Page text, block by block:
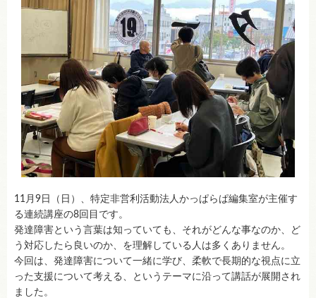
11月9日（日）、特定非営利活動法人かっぱらぱ編集室が主催す
る連続講座の8回目です。
発達障害という言葉は知っていても、それがどんな事なのか、ど
う対応したら良いのか、を理解している人は多くありません。
今回は、発達障害について一緒に学び、柔軟で長期的な視点に立
った支援について考える、というテーマに沿って講話が展開され
ました。